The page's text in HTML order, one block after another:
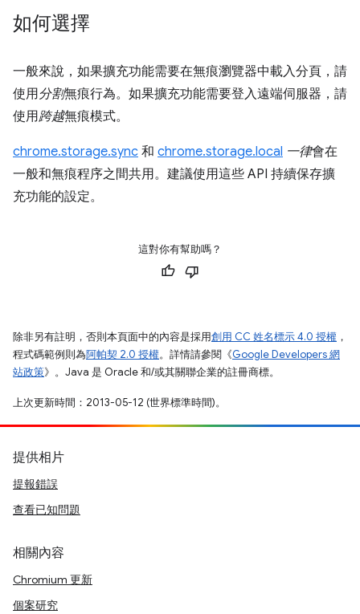
如何選擇
一般來說，如果擴充功能需要在無痕瀏覽器中載入分頁，請
使用分割無痕行為。如果擴充功能需要登入遠端伺服器，請
使用跨越無痕模式。
chrome.storage.sync 和 chrome.storage.local 一律會在
一般和無痕程序之間共用。建議使用這些 API 持續保存擴
充功能的設定。
這對你有幫助嗎？
除非另有註明，否則本頁面中的內容是採用創用 CC 姓名標示 4.0 授權 ，
程式碼範例則為阿帕契 2.0 授權。詳情請參閱《Google Developers 網
站政策》。Java 是 Oracle 和/或其關聯企業的註冊商標。
上次更新時間：2013-05-12 (世界標準時間)。
提供相片
提報錯誤
查看已知問題
相關內容
Chromium 更新
個案研究